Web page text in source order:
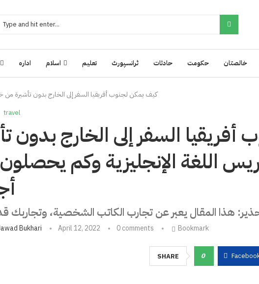
ادارہ اسلام تعلیم ٹرانسپورٹ حادثات حکومت خالصتان
كيف يمكن لجنوب أفريقيا السفر إلى الخارج بدون تأشيرة
travel
السفر إلى الخارج بدون
اللغة الإنجليزية وكم
هذا المقال يعبر عن تجارب الكاتب الشخصية، وتجاربك
Bukhari April 12, 2022 0 comments Bookmark
SHARE 0